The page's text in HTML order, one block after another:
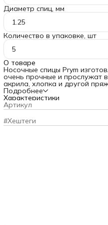
Диаметр спиц, мм
1.25
Количество в упаковке, шт
5
О товаре
Носочные спицы Prym
очень прочные и прослужат
акрила, хлопка и другой
вязании не повреждают
ворс. Концы спиц слегка
расщепляют нить, позволяют
В упаковке пять спиц без
для удерживания петель,
Внимание: при работе с
осторожны. Храните их в
Длина: 20 см.Диаметр спицы:
Подробнее
Характеристики
Артикул
#Хештеги